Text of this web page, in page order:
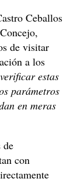
Ceballos
de visitar
a los
estas
parámetros
en meras
de
con